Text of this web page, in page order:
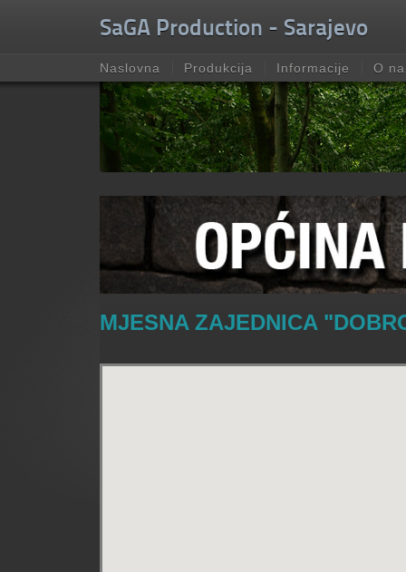
SaGA Production - Sarajevo
Naslovna Produkcija Informacije O
MJESNA ZAJEDNICA